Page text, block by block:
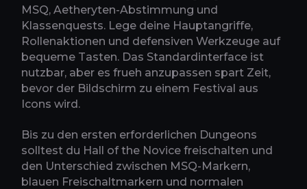
MSQ, Aetheryten-Abstimmung und
Klassenquests. Lege deine Hauptangriffe,
Rollenaktionen und defensiven Werkzeuge auf
bequeme Tasten. Das Standardinterface ist
nutzbar, aber es frueh anzupassen spart Zeit,
bevor der Bildschirm zu einem Festival aus
Icons wird.
Bis zu den ersten erforderlichen Dungeons
solltest du Hall of the Novice freischalten und
den Unterschied zwischen MSQ-Markern,
blauen Freischaltmarkern und normalen